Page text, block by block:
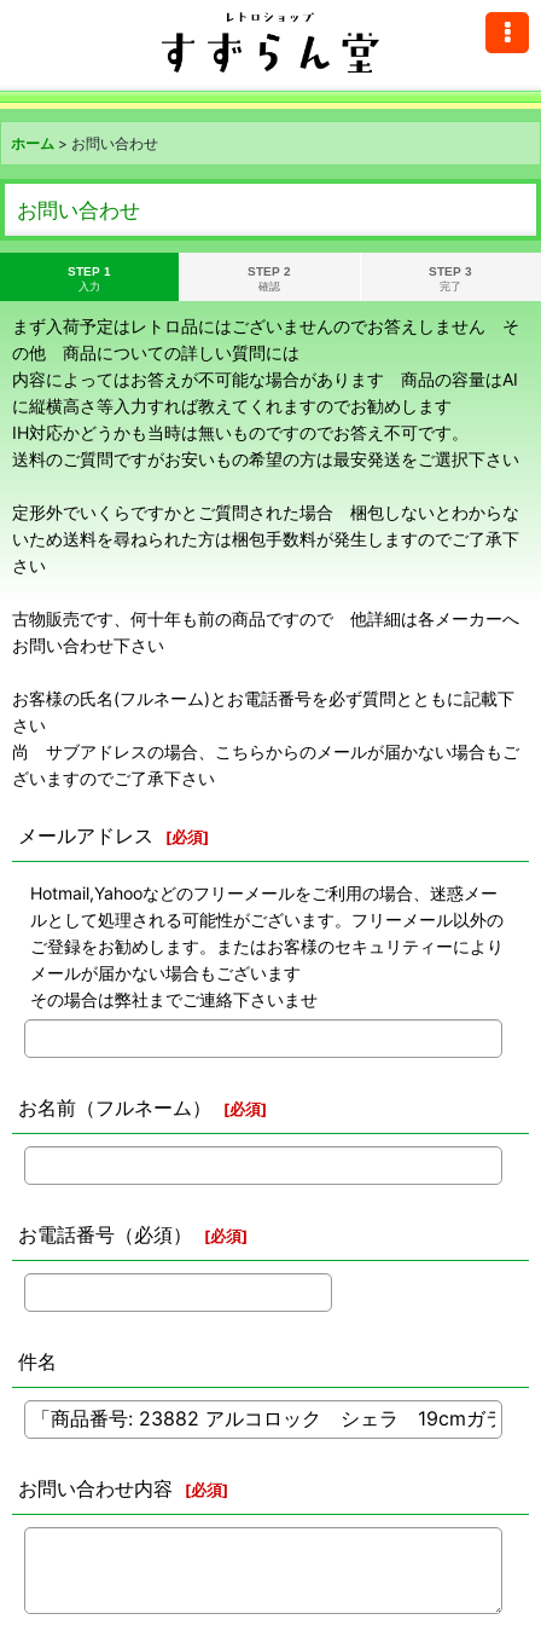
ホーム > お問い合わせ
お問い合わせ
STEP 1
入力
STEP 2
確認
STEP 3
完了
まず入荷予定はレトロ品にはございませんのでお答えしません そ
の他 商品についての詳しい質問には
内容によってはお答えが不可能な場合があります 商品の容量はAI
に縦横高さ等入力すれば教えてくれますのでお勧めします
IH対応かどうかも当時は無いものですのでお答え不可です。
送料のご質問ですがお安いもの希望の方は最安発送をご選択下さい
定形外でいくらですかとご質問された場合 梱包しないとわからな
いため送料を尋ねられた方は梱包手数料が発生しますのでご了承下
さい
古物販売です、何十年も前の商品ですので 他詳細は各メーカーへ
お問い合わせ下さい
お客様の氏名(フルネーム)とお電話番号を必ず質問とともに記載下
さい
尚 サブアドレスの場合、こちらからのメールが届かない場合もご
ざいますのでご了承下さい
メールアドレス [必須]
Hotmail,Yahooなどのフリーメールをご利用の場合、迷惑メー
ルとして処理される可能性がございます。フリーメール以外の
ご登録をお勧めします。またはお客様のセキュリティーにより
メールが届かない場合もございます
その場合は弊社までご連絡下さいませ
お名前（フルネーム） [必須]
お電話番号（必須） [必須]
件名
お問い合わせ内容 [必須]